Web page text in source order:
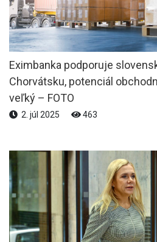
Eximbanka podporuje
Chorvátsku, potenciál
veľký – FOTO
2. júl 2025 463